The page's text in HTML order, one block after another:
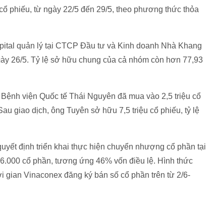
phiếu, từ ngày 22/5 đến 29/5, theo phương thức thỏa
quản lý tại CTCP Đầu tư và Kinh doanh Nhà Khang
26/5. Tỷ lệ sở hữu chung của cả nhóm còn hơn 77,93
viện Quốc tế Thái Nguyên đã mua vào 2,5 triệu cổ
giao dịch, ông Tuyên sở hữu 7,5 triệu cổ phiếu, tỷ lệ
định triển khai thực hiện chuyển nhượng cổ phần tại
cổ phần, tương ứng 46% vốn điều lệ. Hình thức
Vinaconex đăng ký bán số cổ phần trên từ 2/6-